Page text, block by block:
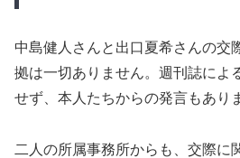
中島健人さんと出口夏希さんの交
拠は一切ありません。週刊誌によ
せず、本人たちからの発言もあり
二人の所属事務所からも、交際に